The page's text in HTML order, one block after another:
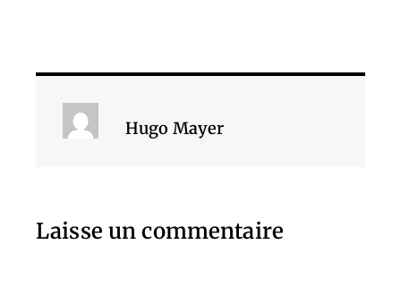
Hugo Mayer
Laisse un commentaire